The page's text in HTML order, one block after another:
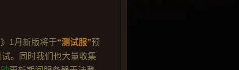
1月新版将于“测试服”预
。同时我们也大量收集